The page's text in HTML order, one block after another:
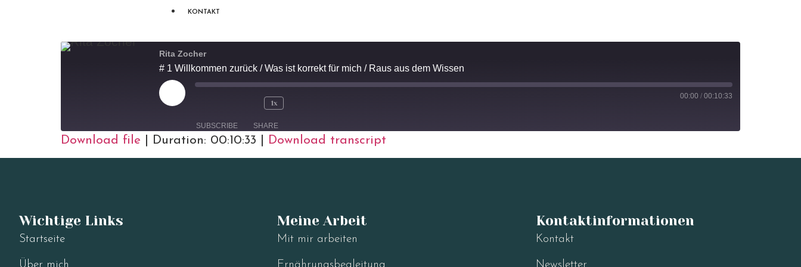
KONTAKT
Rita Zocher
# 1 Willkommen zurück / Was ist korrekt für mich / Raus aus dem Wissen
1x
00:00 / 00:10:33
SUBSCRIBE SHARE
Download file Duration: 00:10:33 Download transcript
Wichtige Links
Startseite
Meine Arbeit
Mit mir arbeiten
Kontaktinformationen
Kontakt